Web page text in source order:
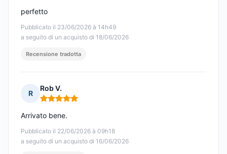
Pubblicato il 23/06/2026 à 14h49
a seguito di un acquisto di 18/06/2026
perfetto
Recensione tradotta
R
Rob V.
Nota: 5 su 5
Pubblicato il 22/06/2026 à 09h18
a seguito di un acquisto di 16/06/2026
Arrivato bene.